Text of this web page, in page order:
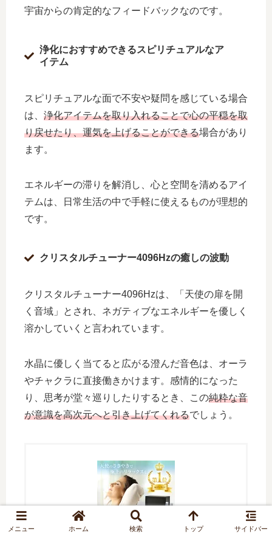
宇宙からの肯定的なフィードバックなのです。
浄化におすすめできるスピリチュアルなア
イテム
スピリチュアルな面で不安や疑問を感じている場合
は、 浄化アイテムを取り入れることで心の平穏を取
り戻せたり、運気を上げることができる場合があり
ます。
エネルギーの滞りを解消し、心と空間を清めるアイ
テムは、日常生活の中で手軽に使えるものが理想的
です。
クリスタルチューナー4096Hzの癒しの波動
クリスタルチューナー4096Hzは、「天使の扉を開
く音域」とされ、ネガティブなエネルギーを優しく
溶かしていくと言われています。
水晶に優しく当てると広がる澄んだ音色は、オーラ
やチャクラに直接働きかけます。感情的になった
り、思考が堂々巡りしたりするとき、この純粋な音
が意識を高次元へと引き上げてくれるでしょう。
メニュー ホーム 検索 トップ サイドバー